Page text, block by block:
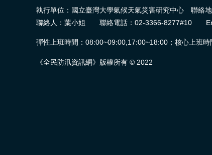
執行單位：國立臺灣大學氣候天氣災害研究中心 聯絡
聯絡人：葉小姐 聯絡電話：02-3366-8277#10
彈性上班時間：08:00~09:00,17:00~18:00；核心上班
《全民防汛資訊網》版權所有 © 2022